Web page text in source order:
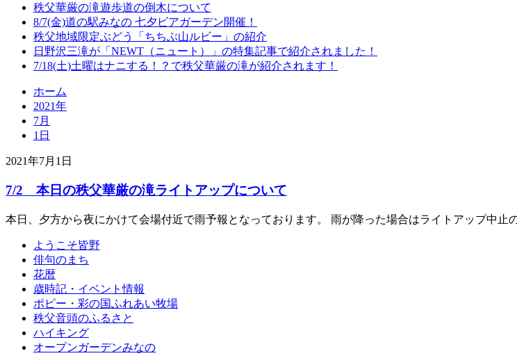
秩父華厳の滝遊歩道の倒木について
8/7(金)道の駅みなの 七夕ビアガーデン開催！
秩父地域限定ぶどう「ちちぶ山ルビー」の紹介
日野沢三滝が「NEWT（ニュート）」の特集記事で紹介されました！
7/18(土)土曜はナニする！？で秩父華厳の滝が紹介されます！
ホーム
2021年
7月
1日
2021年7月1日
7/2 本日の秩父華厳の滝ライトアップについて
本日、夕方から夜にかけて会場付近で雨予報となっております。 雨が降った場合はライトアップ中止
ようこそ皆野
俳句のまち
花暦
歳時記・イベント情報
ポピー・彩の国ふれあい牧場
秩父音頭のふるさと
ハイキング
オープンガーデンみなの